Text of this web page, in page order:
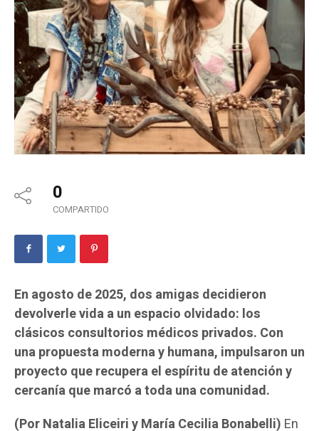
0
COMPARTIDO
En agosto de 2025, dos amigas decidieron
devolverle vida a un espacio olvidado: los
clásicos consultorios médicos privados. Con
una propuesta moderna y humana, impulsaron un
proyecto que recupera el espíritu de atención y
cercanía que marcó a toda una comunidad.
(Por Natalia Eliceiri y María Cecilia Bonabelli) En